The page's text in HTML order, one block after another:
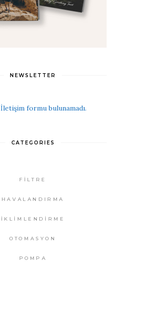
NEWSLETTER
İletişim formu bulunamadı.
CATEGORIES
FİLTRE
HAVALANDIRMA
İKLİMLENDİRME
OTOMASYON
POMPA